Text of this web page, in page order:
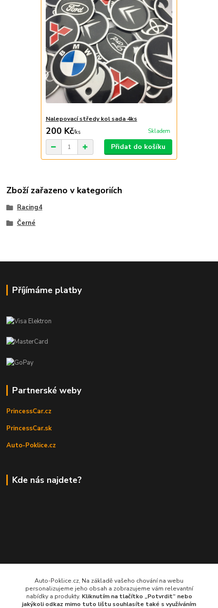
Nalepovací středy kol sada 4ks
200 Kč/ks Skladem
Přidat do košíku
Zboží zařazeno v kategoriích
Racing4
Černé
Příjímáme platby
Partnerské weby
PrincessCar.cz
PrincessCar.sk
Auto-Poklice.cz
Kde nás najdete?
Auto-Poklice.cz, Na základě vašeho chování na webu
personalizujeme jeho obsah a zobrazujeme vám relevantní
nabídky a produkty. Kliknutím na tlačítko „Potvrdit“ nebo
jakýkoli odkaz mimo tuto lištu souhlasíte také s využíváním